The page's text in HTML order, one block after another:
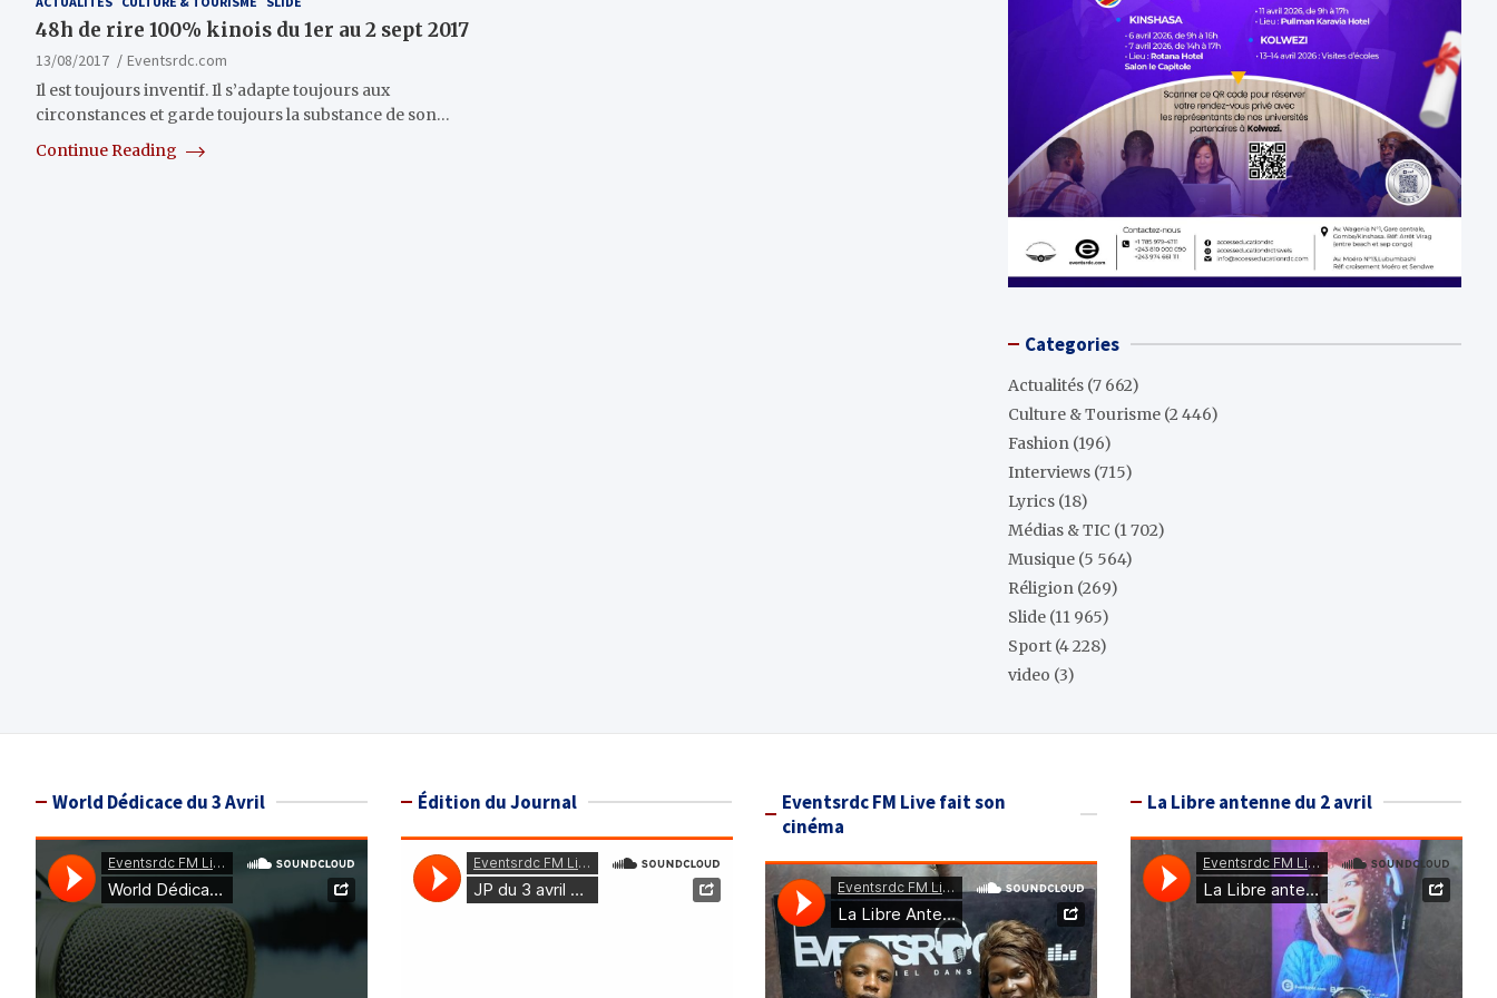
48h de rire 100% kinois du 1er au 2 sept 2017
13/08/2017
Eventsrdc.com
Il est toujours inventif. Il s’adapte toujours aux
circonstances et garde toujours la substance de son…
Continue Reading
Categories
Actualités (7 662)
Culture & Tourisme (2 446)
Fashion (196)
Interviews (715)
Lyrics (18)
Médias & TIC (1 702)
Musique (5 564)
Réligion (269)
Slide (11 965)
Sport (4 228)
video (3)
World Dédicace du 3 Avril Édition du Journal
Eventsrdc FM Live fait son
cinéma
La Libre antenne du 2 avril